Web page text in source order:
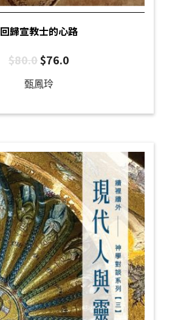
回歸宣教士的心路
$80.0$76.0
甄鳳玲